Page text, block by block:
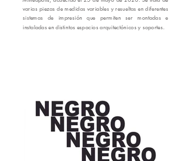
varias piezas de medidas variables y resueltas en diferentes
sistemas de impresión que permiten ser montadas e
instaladas en distintos espacios arquitectónicos y soportes.